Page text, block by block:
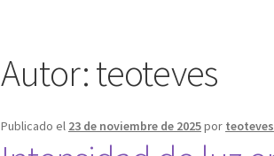
Autor:teoteves
Publicado el 23 de noviembre de 2025por teoteves